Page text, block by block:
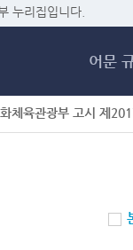
누리집입니다.
어문
체육관광부 고시 제